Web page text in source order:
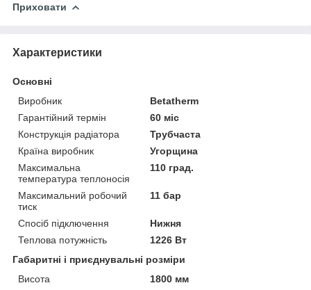
Приховати
Характеристики
Основні
Виробник
Betatherm
Гарантійний термін
60 міс
Конструкція радіатора
Трубчаста
Країна виробник
Угорщина
Максимальна
температура теплоносія
110 град.
Максимальний робочий
тиск
11 бар
Спосіб підключення
Нижня
Теплова потужність
1226 Вт
Габаритні і приєднувальні розміри
Висота
1800 мм